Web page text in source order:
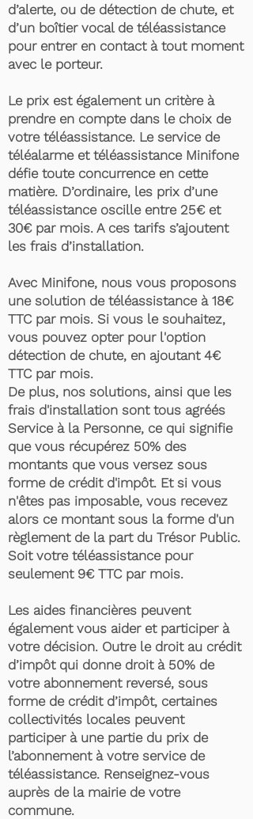
d’alerte, ou de détection de chute, et
d’un boîtier vocal de téléassistance
pour entrer en contact à tout moment
avec le porteur.
Le prix est également un critère à
prendre en compte dans le choix de
votre téléassistance. Le service de
téléalarme et téléassistance Minifone
défie toute concurrence en cette
matière. D’ordinaire, les prix d’une
téléassistance oscille entre 25€ et
30€ par mois. A ces tarifs s’ajoutent
les frais d’installation.
Avec Minifone, nous vous proposons
une solution de téléassistance à 18€
TTC par mois. Si vous le souhaitez,
vous pouvez opter pour l'option
détection de chute, en ajoutant 4€
TTC par mois.
De plus, nos solutions, ainsi que les
frais d'installation sont tous agréés
Service à la Personne, ce qui signifie
que vous récupérez 50% des
montants que vous versez sous
forme de crédit d'impôt. Et si vous
n'êtes pas imposable, vous recevez
alors ce montant sous la forme d'un
règlement de la part du Trésor Public.
Soit votre téléassistance pour
seulement 9€ TTC par mois.
Les aides financières peuvent
également vous aider et participer à
votre décision. Outre le droit au crédit
d’impôt qui donne droit à 50% de
votre abonnement reversé, sous
forme de crédit d’impôt, certaines
collectivités locales peuvent
participer à une partie du prix de
l’abonnement à votre service de
téléassistance. Renseignez-vous
auprès de la mairie de votre
commune.